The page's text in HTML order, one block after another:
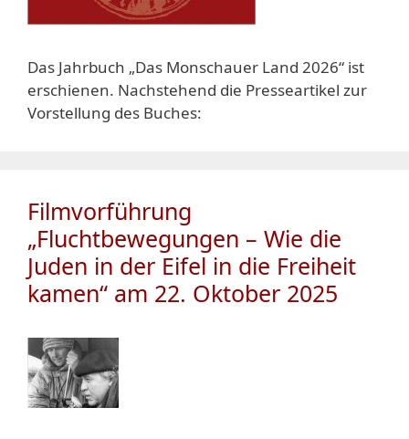
Das Jahrbuch „Das Monschauer Land 2026“ ist
erschienen. Nachstehend die Presseartikel zur
Vorstellung des Buches:
Filmvorführung
„Fluchtbewegungen – Wie die
Juden in der Eifel in die Freiheit
kamen“ am 22. Oktober 2025